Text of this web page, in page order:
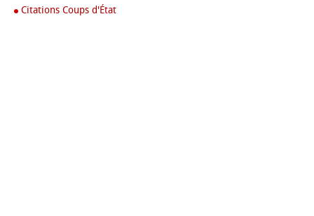
Citations Coups d'État